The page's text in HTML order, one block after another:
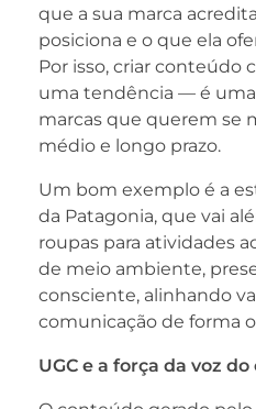
que a sua marca
posiciona e o que ela
Por isso, criar conteúdo
uma tendência — é uma
marcas que querem se
médio e longo prazo.
Um bom exemplo é a
da Patagonia, que vai
roupas para atividades
de meio ambiente,
consciente, alinhando
comunicação de forma
UGC e a força da voz